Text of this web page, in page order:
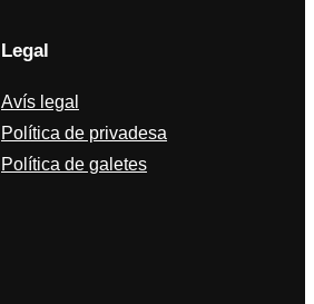
Legal
Avís legal
Política de privadesa
Política de galetes